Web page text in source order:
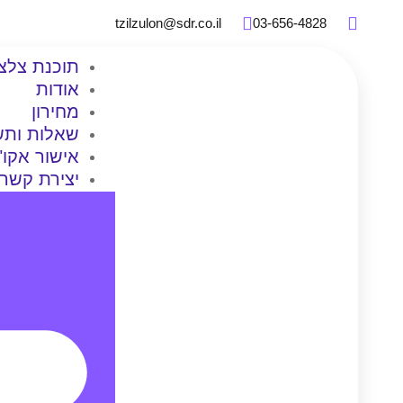
03-656-4828
tzilzulon@sdr.co.il
תוכנת
אודות
מחירון
שאלות
אישור
יצירת קשר